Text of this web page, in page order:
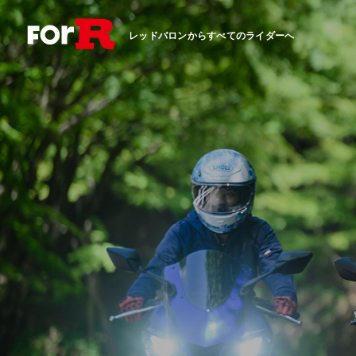
レッドバロンからすべてのライダーへ